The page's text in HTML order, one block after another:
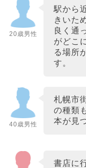
20歳男性
駅から
きいた
良く通
がどこ
る場所
す。
40歳男性
札幌市
の種類
本が見
書店に